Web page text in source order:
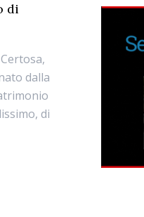
di
dalla
di